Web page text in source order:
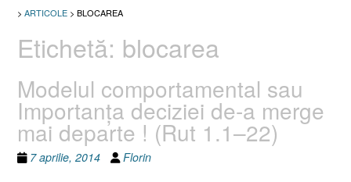
> ARTICOLE > BLOCAREA
Etichetă: blocarea
Modelul comportamental sau
Importanţa deciziei de-a merge
mai departe ! (Rut 1.1–22)
7 aprilie, 2014 Florin